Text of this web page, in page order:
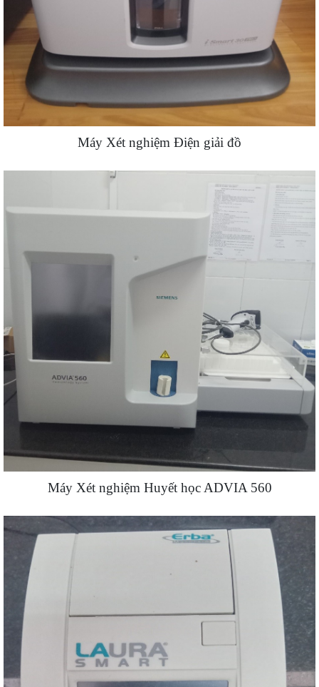
Máy Xét nghiệm Điện giải đồ
Máy Xét nghiệm Huyết học ADVIA 560